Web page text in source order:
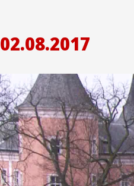
02.08.2017